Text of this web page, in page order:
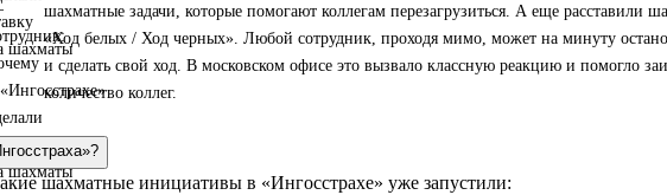
шахматные задачи, которые помогают коллегам перезагрузиться. А еще расставили
«Ход белых / Ход черных». Любой сотрудник, проходя мимо, может на минуту
и сделать свой ход. В московском офисе это вызвало классную реакцию и помогло
количество коллег.
шахматные инициативы в «Ингосстрахе» уже запустили: